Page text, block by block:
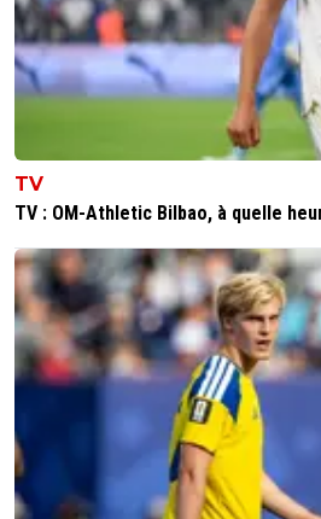
TV
TV : OM-Athletic Bilbao, à quelle